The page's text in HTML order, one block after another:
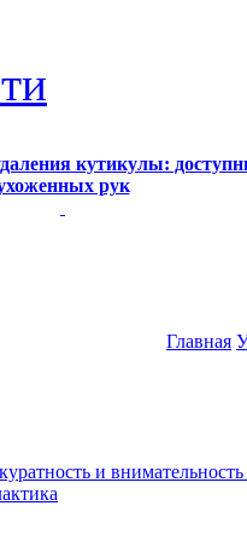
кутикулы:
рук
Главная
и